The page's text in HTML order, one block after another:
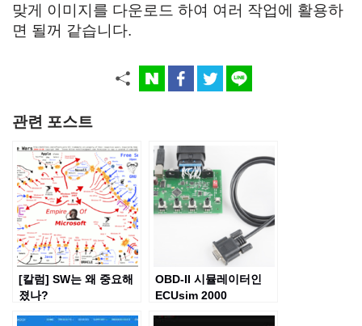
맞게 이미지를 다운로드 하여 여러 작업에 활용하
면 될꺼 같습니다.
관련 포스트
[칼럼] SW는 왜 중요해
졌나?
OBD-II 시뮬레이터인
ECUsim 2000